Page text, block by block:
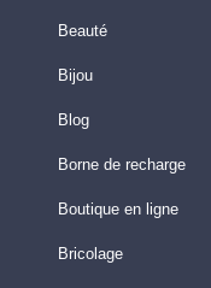
Beauté
Bijou
Blog
Borne de recharge
Boutique en ligne
Bricolage